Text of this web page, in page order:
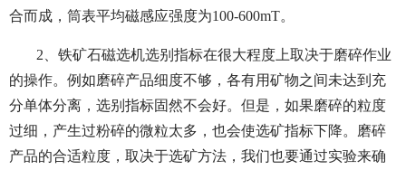
合而成，筒表平均磁感应强度为100-600mT。
2、铁矿石磁选机选别指标在很大程度上取决于磨碎作业
的操作。例如磨碎产品细度不够，各有用矿物之间未达到充
分单体分离，选别指标固然不会好。但是，如果磨碎的粒度
过细，产生过粉碎的微粒太多，也会使选矿指标下降。磨碎
产品的合适粒度，取决于选矿方法，我们也要通过实验来确